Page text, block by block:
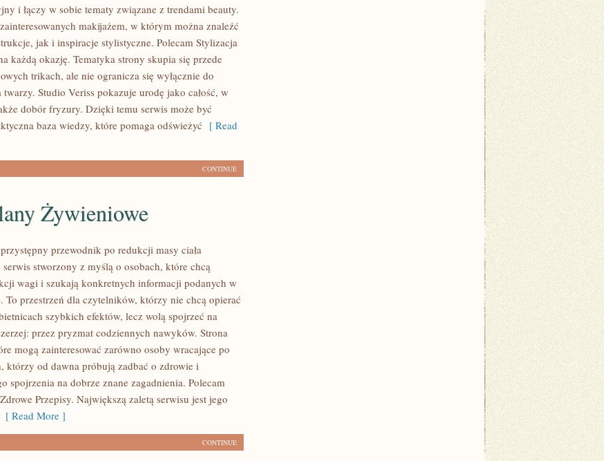
i łączy w sobie tematy związane z trendami beauty.
makijażem, w którym można znaleźć
jak i inspiracje stylistyczne. Polecam Stylizacja
każdą okazję. Tematyka strony skupia się przede
trikach, ale nie ogranicza się wyłącznie do
twarzy. Studio Veriss pokazuje urodę jako całość, w
dobór fryzury. Dzięki temu serwis może być
baza wiedzy, które pomaga odświeżyć [ Read
CONTINUE
Żywieniowe
przewodnik po redukcji masy ciała
stworzony z myślą o osobach, które chcą
wagi i szukają konkretnych informacji podanych w
To przestrzeń dla czytelników, którzy nie chcą opierać
szybkich efektów, lecz wolą spojrzeć na
przez pryzmat codziennych nawyków. Strona
mogą zainteresować zarówno osoby wracające po
którzy od dawna próbują zadbać o zdrowie i
spojrzenia na dobrze znane zagadnienia. Polecam
Przepisy. Największą zaletą serwisu jest jego
[ Read More ]
CONTINUE